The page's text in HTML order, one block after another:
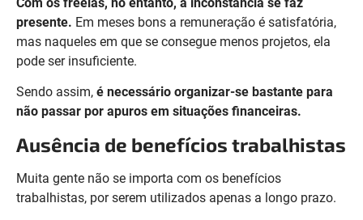
presente. Em meses bons a remuneração é satisfatória,
mas naqueles em que se consegue menos projetos, ela
pode ser insuficiente.
Sendo assim, é necessário organizar-se bastante para
não passar por apuros em situações financeiras.
Ausência de benefícios trabalhistas
Muita gente não se importa com os benefícios
trabalhistas, por serem utilizados apenas a longo prazo.